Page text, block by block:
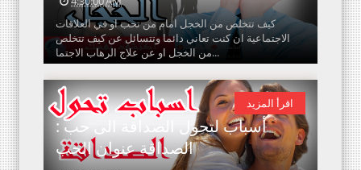
كيف تتخلص من الخجل امام من تحب او في العلاقات
الاجتماعية ان كنت تعاني دائما وتتسائل عن كيف تتخلص
من الخجل او عن علاج الرهاب الاجتما...
أسباب لتحول الصداقة الى حب :
الصداقة عنوان الحب
اقرأ المزيد